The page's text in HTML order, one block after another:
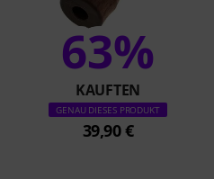
63%
KAUFTEN
GENAU DIESES PRODUKT
39,90 €